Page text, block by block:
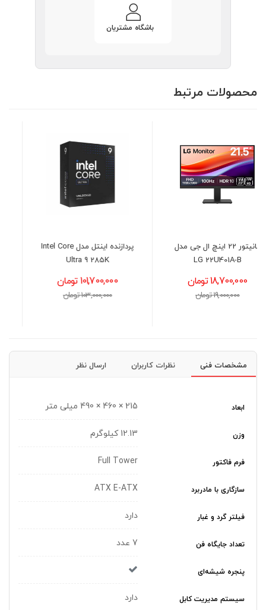
باشگاه مشتریان
محصولات مرتبط
پردازنده اینتل مدل Intel Core
Ultra 9 285K
101,700,000 تومان
103,000,000 تومان
حافظه اس اس دی لکسار
مدل LEXAR NM620 NVMe
16,300,000 تومان
مشخصات فنی نظرات کاربران ارسال نظر
ابعاد 215 × 460 × 490 میلی متر
وزن 12.13 کیلوگرم
فرم فاکتور Full Tower
سازگاری با مادربرد ATX E-ATX
فیلتر گرد و غبار دارد
تعداد جایگاه‌ فن 7 عدد
پنجره شیشه‌ای
سیستم مدیریت کابل دارد